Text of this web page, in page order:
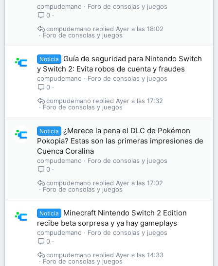
compudemano
Foro de consolas y juegos
0
Foro de consolas y juegos
Ayer a las 18:02
compudemano
Noticia
Guía de seguridad para Nintendo Switch
y Switch 2: Evita robos de cuenta y fraudes
compudemano
Foro de consolas y juegos
0
Foro de consolas y juegos
Ayer a las 17:32
compudemano
Noticia
¿Merece la pena el DLC de Pokémon
Pokopia? Estas son las primeras impresiones de
Cuenca Coralina
compudemano
Foro de consolas y juegos
0
Foro de consolas y juegos
Ayer a las 17:02
compudemano
Noticia
Minecraft Nintendo Switch 2 Edition
recibe beta sorpresa y ya hay gameplays
compudemano
Foro de consolas y juegos
0
Foro de consolas y juegos
Ayer a las 14:33
compudemano